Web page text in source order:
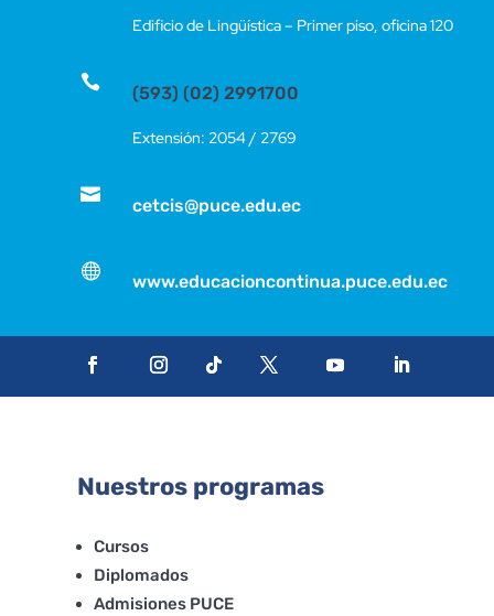
Edificio de Lingüística – Primer piso, oficina 120

(593) (02) 2991700
Extensión: 2054 / 2769

cetcis@puce.edu.ec

www.educacioncontinua.puce.edu.ec
Nuestros programas
Cursos
Diplomados
Admisiones PUCE